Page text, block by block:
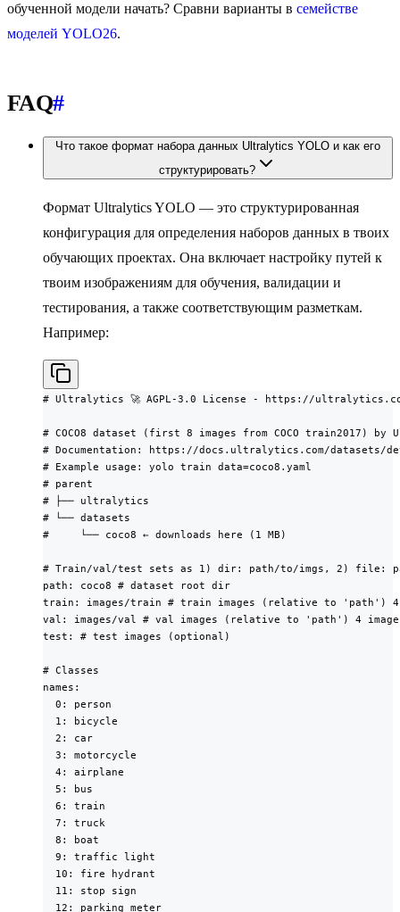
обученной модели начать? Сравни варианты в семействе
моделей YOLO26.
FAQ#
Что такое формат набора данных Ultralytics YOLO и как его
структурировать?
Формат Ultralytics YOLO — это структурированная
конфигурация для определения наборов данных в твоих
обучающих проектах. Она включает настройку путей к
твоим изображениям для обучения, валидации и
тестирования, а также соответствующим разметкам.
Например:
# Ultralytics 🚀 AGPL-3.0 License - https://
# COCO8 dataset (first 8 images from COCO train2017)
# Documentation: https://docs.ultralytics.com/datasets/
# Example usage: yolo train data=coco8.yaml
# parent
# ├── ultralytics
# └── datasets
#     └── coco8 ← downloads here (1 MB)
# Train/val/test sets as 1) dir: path/to/imgs, 2) file:
path: coco8 # dataset root dir
train: images/train # train images (relative to 'path') 4
val: images/val # val images (relative to 'path') 4
test: # test images (optional)
# Classes
names:
  0: person
  1: bicycle
  2: car
  3: motorcycle
  4: airplane
  5: bus
  6: train
  7: truck
  8: boat
  9: traffic light
  10: fire hydrant
  11: stop sign
  12: parking meter